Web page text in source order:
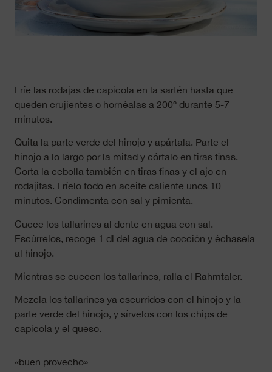
Fríe las rodajas de capicola en la sartén hasta que
queden crujientes o hornéalas a 200º durante 5-7
minutos.
Quita la parte verde del hinojo y apártala. Parte el
hinojo a lo largo por la mitad y córtalo en tiras finas.
Corta la cebolla también en tiras finas y el ajo en
rodajitas. Fríelo todo en aceite caliente unos 10
minutos. Condimenta con sal y pimienta.
Cuece los tallarines al dente en agua con sal.
Escúrrelos, recoge 1 dl del agua de cocción y échasela
al hinojo.
Mientras se cuecen los tallarines, ralla el Rahmtaler.
Mezcla los tallarines ya escurridos con el hinojo y la
parte verde del hinojo, y sírvelos con los chips de
capicola y el queso.
«buen provecho»